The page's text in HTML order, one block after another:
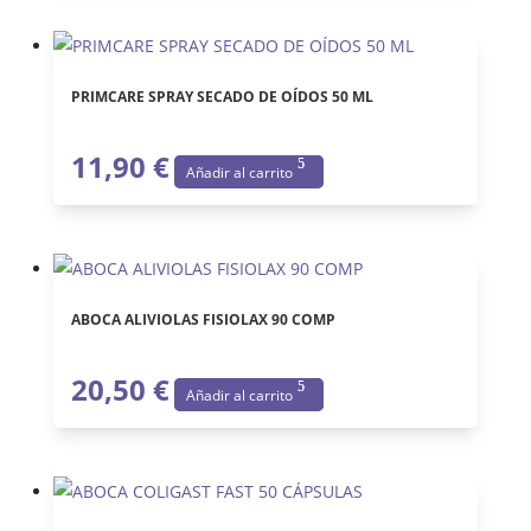
PRIMCARE SPRAY SECADO DE OÍDOS 50 ML
11,90 € Añadir al carrito
ABOCA ALIVIOLAS FISIOLAX 90 COMP
20,50 € Añadir al carrito